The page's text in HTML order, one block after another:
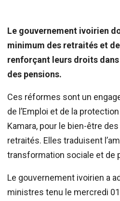
Le gouvernement ivoirien
minimum des retraités et
renforçant leurs droits
des pensions.
Ces réformes sont un
de l’Emploi et de la
Kamara, pour le bien-être
retraités. Elles traduisent
transformation sociale et de
Le gouvernement ivoirien a
ministres tenu le mercredi